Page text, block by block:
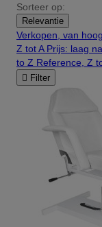
Sorteer op:
Relevantie
Verkopen, van
Z tot A Prijs: laag
to Z Reference, Z
 Filter